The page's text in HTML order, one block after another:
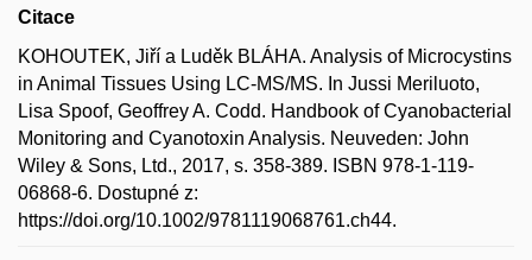
Citace
KOHOUTEK, Jiří a Luděk BLÁHA. Analysis of Microcystins
in Animal Tissues Using LC-MS/MS. In Jussi Meriluoto,
Lisa Spoof, Geoffrey A. Codd. Handbook of Cyanobacterial
Monitoring and Cyanotoxin Analysis. Neuveden: John
Wiley & Sons, Ltd., 2017, s. 358-389. ISBN 978-1-119-
06868-6. Dostupné z:
https://doi.org/10.1002/9781119068761.ch44.